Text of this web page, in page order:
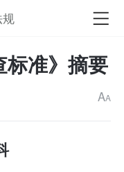
标准》摘要
AA